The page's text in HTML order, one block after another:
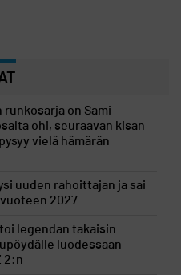
runkosarja on Sami
ohi, seuraavan kisan
vielä hämärän
uuden rahoittajan ja sai
2027
legendan takaisin
luodessaan
2:n